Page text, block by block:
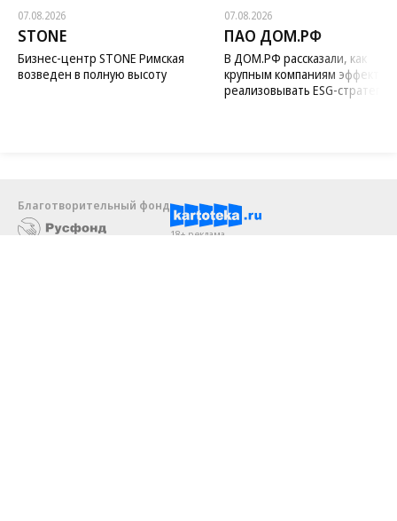
07.08.2026
STONE
Бизнес-центр STONE Римская
возведен в полную высоту
07.08.2026
ПАО ДОМ.РФ
В ДОМ.РФ рассказали, как
крупным компаниям
реализовывать ESG-стратегию
Благотворительный фонд
18+ реклама